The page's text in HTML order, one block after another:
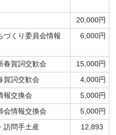
20,000円
づくり委員会情報
6,000円
春賀詞交歓会 15,000円
賀詞交歓会 4,000円
報交換会 5,000円
会情報交換会 5,000円
訪問手土産
12,893